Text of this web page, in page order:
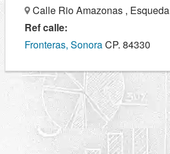
Calle Rio Amazonas , Esqueda
Ref calle:
Fronteras, SonoraCP. 84330